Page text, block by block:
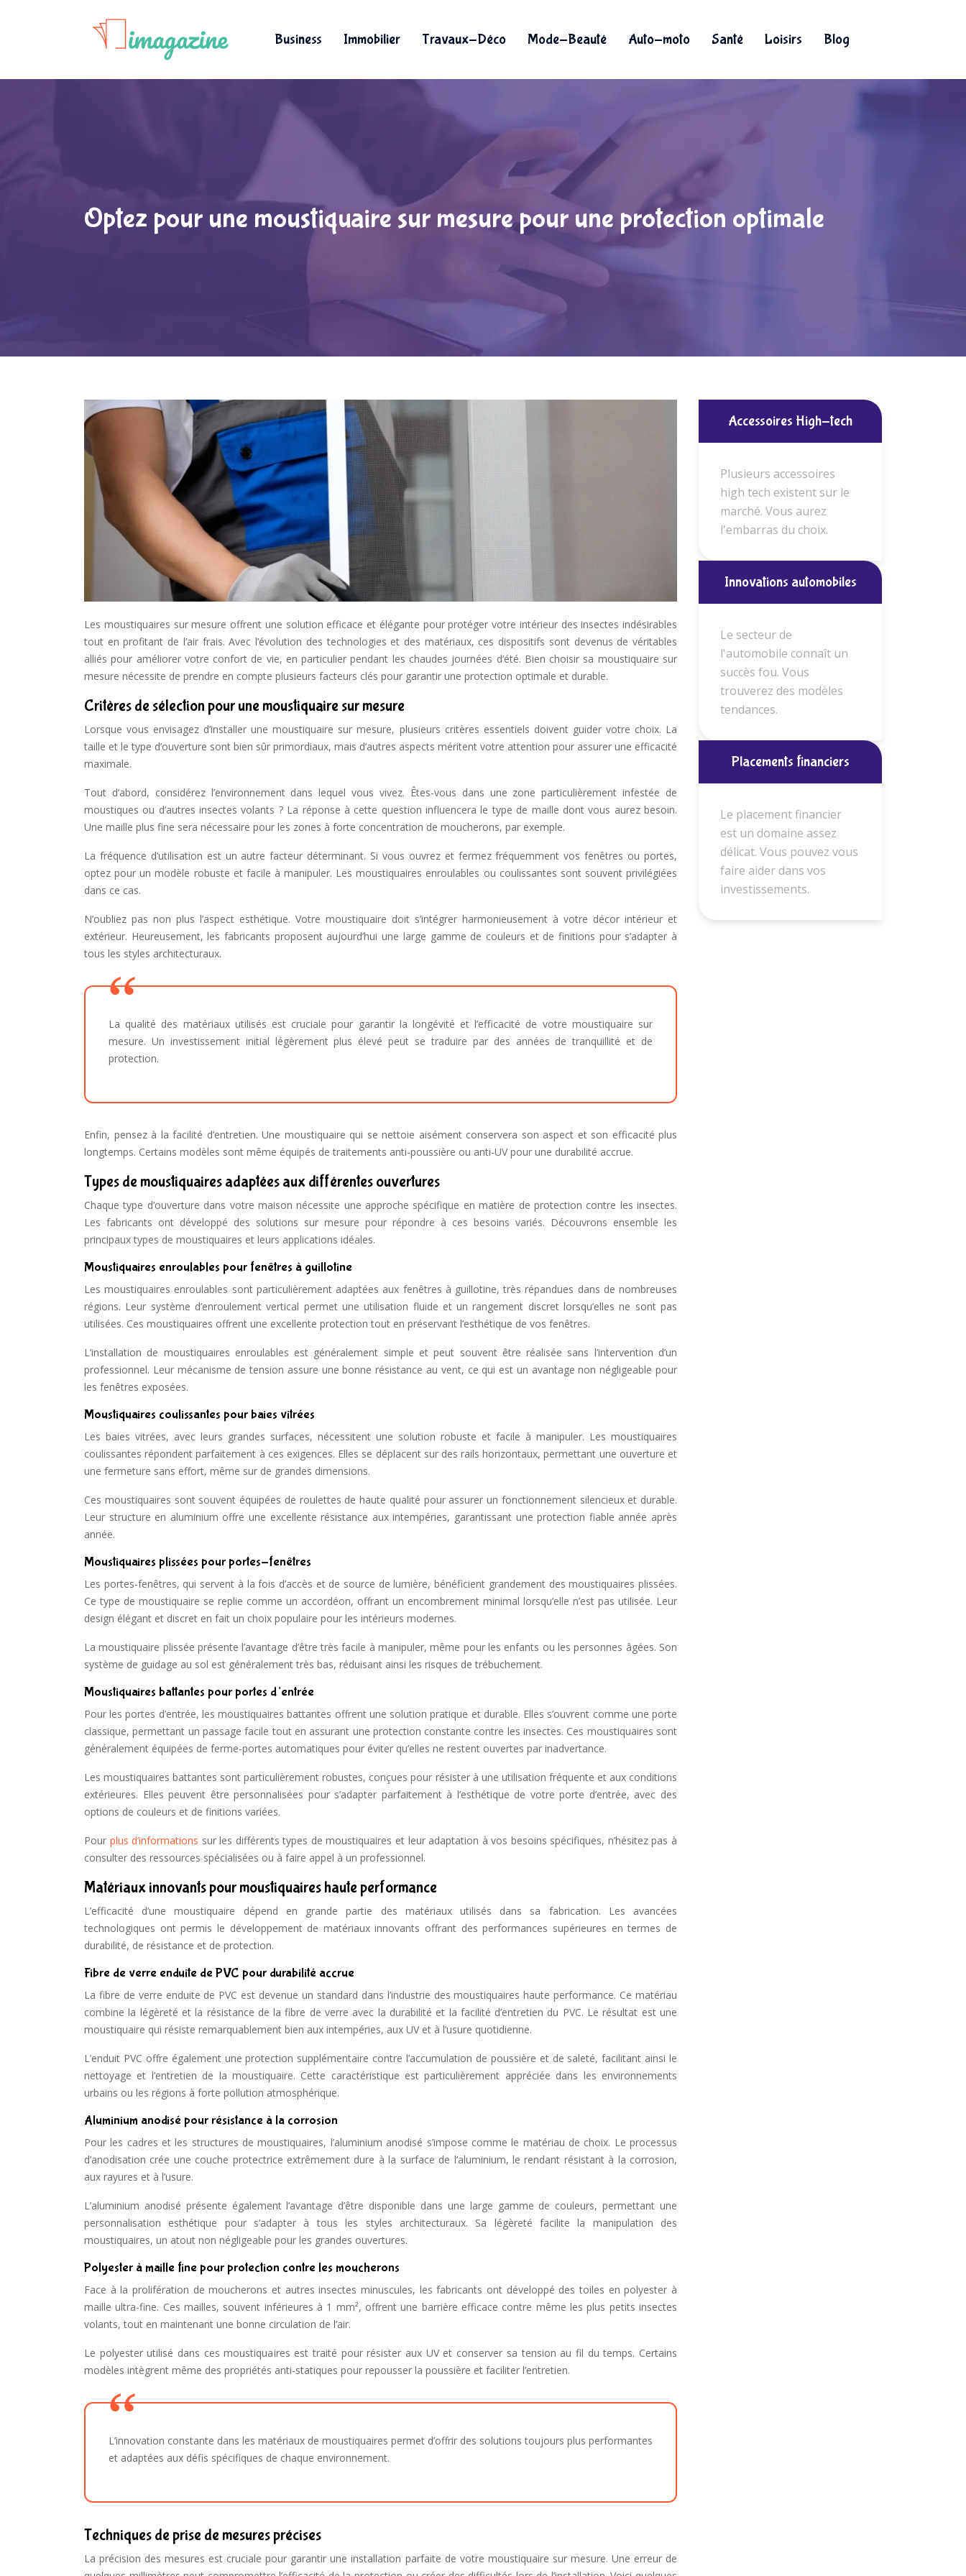
Business Immobilier Travaux-Déco Mode-Beauté Auto-moto Santé Loisirs Blog
Optez pour une moustiquaire sur mesure pour une protection optimale
Les moustiquaires sur mesure offrent une solution efficace et élégante pour protéger votre intérieur des insectes indésirables
tout en profitant de l’air frais. Avec l’évolution des technologies et des matériaux, ces dispositifs sont devenus de véritables
alliés pour améliorer votre confort de vie, en particulier pendant les chaudes journées d’été. Bien choisir sa moustiquaire sur
mesure nécessite de prendre en compte plusieurs facteurs clés pour garantir une protection optimale et durable.
Critères de sélection pour une moustiquaire sur mesure
Lorsque vous envisagez d’installer une moustiquaire sur mesure, plusieurs critères essentiels doivent guider votre choix. La
taille et le type d’ouverture sont bien sûr primordiaux, mais d’autres aspects méritent votre attention pour assurer une efficacité
maximale.
Tout d’abord, considérez l’environnement dans lequel vous vivez. Êtes-vous dans une zone particulièrement infestée de
moustiques ou d’autres insectes volants ? La réponse à cette question influencera le type de maille dont vous aurez besoin.
Une maille plus fine sera nécessaire pour les zones à forte concentration de moucherons, par exemple.
La fréquence d’utilisation est un autre facteur déterminant. Si vous ouvrez et fermez fréquemment vos fenêtres ou portes,
optez pour un modèle robuste et facile à manipuler. Les moustiquaires enroulables ou coulissantes sont souvent privilégiées
dans ce cas.
N’oubliez pas non plus l’aspect esthétique. Votre moustiquaire doit s’intégrer harmonieusement à votre décor intérieur et
extérieur. Heureusement, les fabricants proposent aujourd’hui une large gamme de couleurs et de finitions pour s’adapter à
tous les styles architecturaux.
La qualité des matériaux utilisés est cruciale pour garantir la longévité et l’efficacité de votre moustiquaire sur
mesure. Un investissement initial légèrement plus élevé peut se traduire par des années de tranquillité et de
protection.
Enfin, pensez à la facilité d’entretien. Une moustiquaire qui se nettoie aisément conservera son aspect et son efficacité plus
longtemps. Certains modèles sont même équipés de traitements anti-poussière ou anti-UV pour une durabilité accrue.
Types de moustiquaires adaptées aux différentes ouvertures
Chaque type d’ouverture dans votre maison nécessite une approche spécifique en matière de protection contre les insectes.
Les fabricants ont développé des solutions sur mesure pour répondre à ces besoins variés. Découvrons ensemble les
principaux types de moustiquaires et leurs applications idéales.
Moustiquaires enroulables pour fenêtres à guillotine
Les moustiquaires enroulables sont particulièrement adaptées aux fenêtres à guillotine, très répandues dans de nombreuses
régions. Leur système d’enroulement vertical permet une utilisation fluide et un rangement discret lorsqu’elles ne sont pas
utilisées. Ces moustiquaires offrent une excellente protection tout en préservant l’esthétique de vos fenêtres.
L’installation de moustiquaires enroulables est généralement simple et peut souvent être réalisée sans l’intervention d’un
professionnel. Leur mécanisme de tension assure une bonne résistance au vent, ce qui est un avantage non négligeable pour
les fenêtres exposées.
Moustiquaires coulissantes pour baies vitrées
Les baies vitrées, avec leurs grandes surfaces, nécessitent une solution robuste et facile à manipuler. Les moustiquaires
coulissantes répondent parfaitement à ces exigences. Elles se déplacent sur des rails horizontaux, permettant une ouverture et
une fermeture sans effort, même sur de grandes dimensions.
Ces moustiquaires sont souvent équipées de roulettes de haute qualité pour assurer un fonctionnement silencieux et durable.
Leur structure en aluminium offre une excellente résistance aux intempéries, garantissant une protection fiable année après
année.
Moustiquaires plissées pour portes-fenêtres
Les portes-fenêtres, qui servent à la fois d’accès et de source de lumière, bénéficient grandement des moustiquaires plissées.
Ce type de moustiquaire se replie comme un accordéon, offrant un encombrement minimal lorsqu’elle n’est pas utilisée. Leur
design élégant et discret en fait un choix populaire pour les intérieurs modernes.
La moustiquaire plissée présente l’avantage d’être très facile à manipuler, même pour les enfants ou les personnes âgées. Son
système de guidage au sol est généralement très bas, réduisant ainsi les risques de trébuchement.
Moustiquaires battantes pour portes d’entrée
Pour les portes d’entrée, les moustiquaires battantes offrent une solution pratique et durable. Elles s’ouvrent comme une porte
classique, permettant un passage facile tout en assurant une protection constante contre les insectes. Ces moustiquaires sont
généralement équipées de ferme-portes automatiques pour éviter qu’elles ne restent ouvertes par inadvertance.
Les moustiquaires battantes sont particulièrement robustes, conçues pour résister à une utilisation fréquente et aux conditions
extérieures. Elles peuvent être personnalisées pour s’adapter parfaitement à l’esthétique de votre porte d’entrée, avec des
options de couleurs et de finitions variées.
Pour plus d’informations sur les différents types de moustiquaires et leur adaptation à vos besoins spécifiques, n’hésitez pas à
consulter des ressources spécialisées ou à faire appel à un professionnel.
Matériaux innovants pour moustiquaires haute performance
L’efficacité d’une moustiquaire dépend en grande partie des matériaux utilisés dans sa fabrication. Les avancées
technologiques ont permis le développement de matériaux innovants offrant des performances supérieures en termes de
durabilité, de résistance et de protection.
Fibre de verre enduite de PVC pour durabilité accrue
La fibre de verre enduite de PVC est devenue un standard dans l’industrie des moustiquaires haute performance. Ce matériau
combine la légèreté et la résistance de la fibre de verre avec la durabilité et la facilité d’entretien du PVC. Le résultat est une
moustiquaire qui résiste remarquablement bien aux intempéries, aux UV et à l’usure quotidienne.
L’enduit PVC offre également une protection supplémentaire contre l’accumulation de poussière et de saleté, facilitant ainsi le
nettoyage et l’entretien de la moustiquaire. Cette caractéristique est particulièrement appréciée dans les environnements
urbains ou les régions à forte pollution atmosphérique.
Aluminium anodisé pour résistance à la corrosion
Pour les cadres et les structures de moustiquaires, l’aluminium anodisé s’impose comme le matériau de choix. Le processus
d’anodisation crée une couche protectrice extrêmement dure à la surface de l’aluminium, le rendant résistant à la corrosion,
aux rayures et à l’usure.
L’aluminium anodisé présente également l’avantage d’être disponible dans une large gamme de couleurs, permettant une
personnalisation esthétique pour s’adapter à tous les styles architecturaux. Sa légèreté facilite la manipulation des
moustiquaires, un atout non négligeable pour les grandes ouvertures.
Polyester à maille fine pour protection contre les moucherons
Face à la prolifération de moucherons et autres insectes minuscules, les fabricants ont développé des toiles en polyester à
maille ultra-fine. Ces mailles, souvent inférieures à 1 mm², offrent une barrière efficace contre même les plus petits insectes
volants, tout en maintenant une bonne circulation de l’air.
Le polyester utilisé dans ces moustiquaires est traité pour résister aux UV et conserver sa tension au fil du temps. Certains
modèles intègrent même des propriétés anti-statiques pour repousser la poussière et faciliter l’entretien.
L’innovation constante dans les matériaux de moustiquaires permet d’offrir des solutions toujours plus performantes
et adaptées aux défis spécifiques de chaque environnement.
Techniques de prise de mesures précises
La précision des mesures est cruciale pour garantir une installation parfaite de votre moustiquaire sur mesure. Une erreur de
Accessoires High-tech
Plusieurs accessoires
high tech existent sur le
marché. Vous aurez
l'embarras du choix.
Innovations automobiles
Le secteur de
l'automobile connaît un
succès fou. Vous
trouverez des modèles
tendances.
Placements financiers
Le placement financier
est un domaine assez
délicat. Vous pouvez vous
faire aider dans vos
investissements.